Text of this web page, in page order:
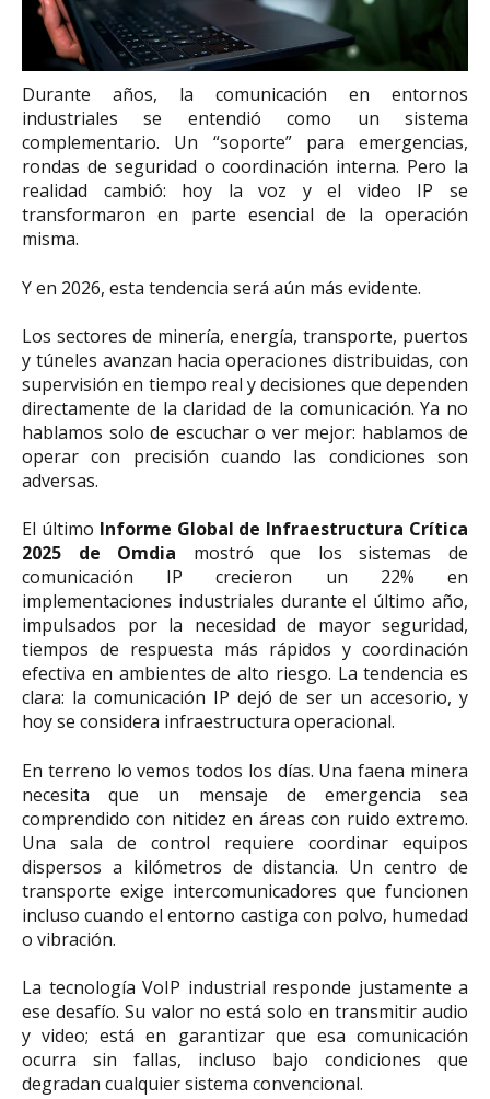
Durante años, la comunicación en entornos
industriales se entendió como un sistema
complementario. Un “soporte” para emergencias,
rondas de seguridad o coordinación interna. Pero la
realidad cambió: hoy la voz y el video IP se
transformaron en parte esencial de la operación
misma.
Y en 2026, esta tendencia será aún más evidente.
Los sectores de minería, energía, transporte, puertos
y túneles avanzan hacia operaciones distribuidas, con
supervisión en tiempo real y decisiones que dependen
directamente de la claridad de la comunicación. Ya no
hablamos solo de escuchar o ver mejor: hablamos de
operar con precisión cuando las condiciones son
adversas.
El último Informe Global de Infraestructura Crítica
2025 de Omdia mostró que los sistemas de
comunicación IP crecieron un 22% en
implementaciones industriales durante el último año,
impulsados por la necesidad de mayor seguridad,
tiempos de respuesta más rápidos y coordinación
efectiva en ambientes de alto riesgo. La tendencia es
clara: la comunicación IP dejó de ser un accesorio, y
hoy se considera infraestructura operacional.
En terreno lo vemos todos los días. Una faena minera
necesita que un mensaje de emergencia sea
comprendido con nitidez en áreas con ruido extremo.
Una sala de control requiere coordinar equipos
dispersos a kilómetros de distancia. Un centro de
transporte exige intercomunicadores que funcionen
incluso cuando el entorno castiga con polvo, humedad
o vibración.
La tecnología VoIP industrial responde justamente a
ese desafío. Su valor no está solo en transmitir audio
y video; está en garantizar que esa comunicación
ocurra sin fallas, incluso bajo condiciones que
degradan cualquier sistema convencional.